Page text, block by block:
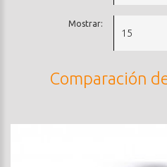
Mostrar:
15
Comparación